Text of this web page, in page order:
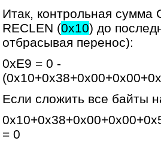
Итак, контрольная сумма
RECLEN (0x10) до
отбрасывая перенос):
0xE9 = 0 -
Если сложить все байты
= 0